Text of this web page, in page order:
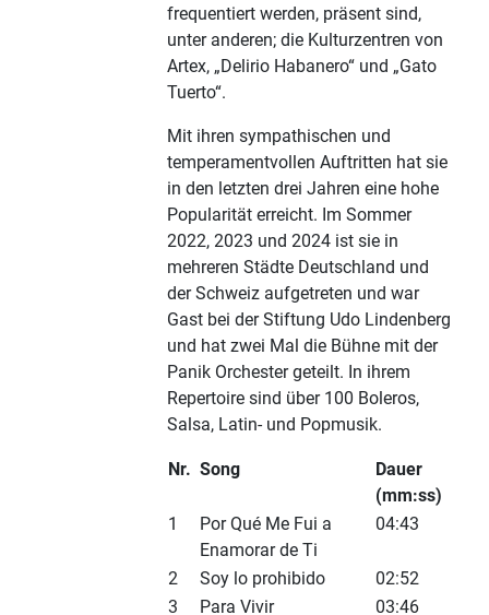
frequentiert werden, präsent sind,
unter anderen; die Kulturzentren von
Artex, „Delirio Habanero“ und „Gato
Tuerto“.
Mit ihren sympathischen und
temperamentvollen Auftritten hat sie
in den letzten drei Jahren eine hohe
Popularität erreicht. Im Sommer
2022, 2023 und 2024 ist sie in
mehreren Städte Deutschland und
der Schweiz aufgetreten und war
Gast bei der Stiftung Udo Lindenberg
und hat zwei Mal die Bühne mit der
Panik Orchester geteilt. In ihrem
Repertoire sind über 100 Boleros,
Salsa, Latin- und Popmusik.
Nr. Song
Dauer
(mm:ss)
1
Por Qué Me Fui a
Enamorar de Ti
04:43
2 Soy lo prohibido
02:52
3
Para Vivir 03:46